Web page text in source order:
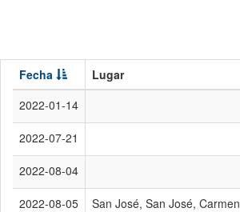
Fecha Lugar
2022-01-14
2022-07-21
2022-08-04
2022-08-05 San José, San José, Carmen